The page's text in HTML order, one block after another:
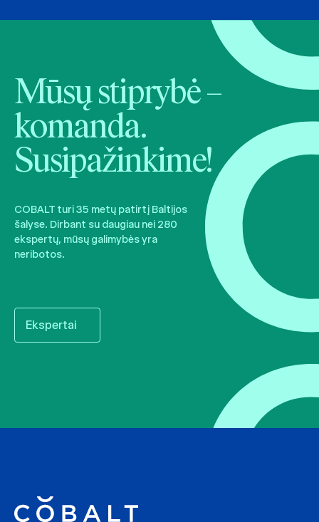
Mūsų stiprybė –
komanda.
Susipažinkime!
COBALT turi 35 metų patirtį Baltijos
šalyse. Dirbant su daugiau nei 280
ekspertų, mūsų galimybės yra
neribotos.
Ekspertai